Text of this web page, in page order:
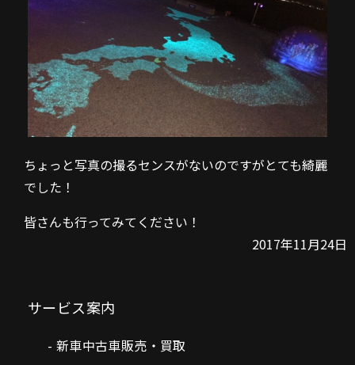
ちょっと写真の撮るセンスがないのですがとても綺麗
でした！
皆さんも行ってみてください！
2017年11月24日
サービス案内
新車中古車販売・買取